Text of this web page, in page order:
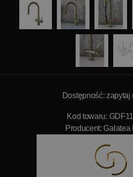
Dostępność: zapytaj
Kod towaru:
Producent: Galatea